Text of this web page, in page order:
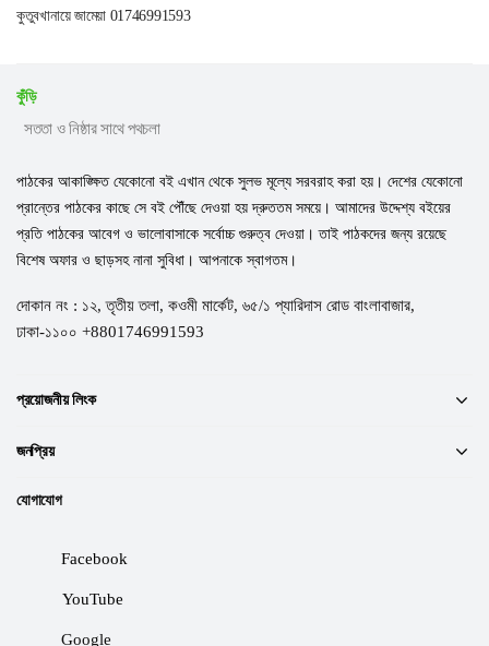
কুতুবখানায়ে জামেয়া 01746991593
কুঁড়ি
সততা ও নিষ্ঠার সাথে পথচলা
পাঠকের আকাঙ্ক্ষিত যেকোনো বই এখান থেকে সুলভ মূল্যে সরবরাহ করা হয়। দেশের যেকোনো
প্রান্তের পাঠকের কাছে সে বই পৌঁছে দেওয়া হয় দ্রুততম সময়ে। আমাদের উদ্দেশ্য বইয়ের
প্রতি পাঠকের আবেগ ও ভালোবাসাকে সর্বোচ্চ গুরুত্ব দেওয়া। তাই পাঠকদের জন্য রয়েছে
বিশেষ অফার ও ছাড়সহ নানা সুবিধা। আপনাকে স্বাগতম।
দোকান নং : ১২, তৃতীয় তলা, কওমী মার্কেট, ৬৫/১ প্যারিদাস রোড বাংলাবাজার,
ঢাকা-১১০০ +8801746991593
প্রয়োজনীয় লিংক
জনপ্রিয়
যোগাযোগ
Facebook
YouTube
Google